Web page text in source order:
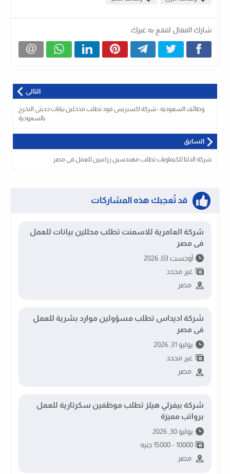
شارك المقال لتنفع به غيرك
التالى
وظائف السعودية - شركة اكسبريس فود تطلب مدخلين بيانات حديثى التخرج
بالسعودية
السابق
شركة الدلتا للكيماويات تطلب مهندسين زراعيين للعمل فى مصر
قد تُعجبك هذه المشاركات
شركة العامرية للاسمنت تطلب محللين بيانات للعمل
فى مصر
أوجست 03, 2026
غير محدد
مصر
شركة اديداس تطلب مسؤولين موارد بشرية للعمل
فى مصر
يوليو 31, 2026
غير محدد
مصر
شركة بيفرلي هيلز تطلب موظفين سكرتارية للعمل
برواتب مميزة
يوليو 30, 2026
10000 - 15000 جنيه
مصر